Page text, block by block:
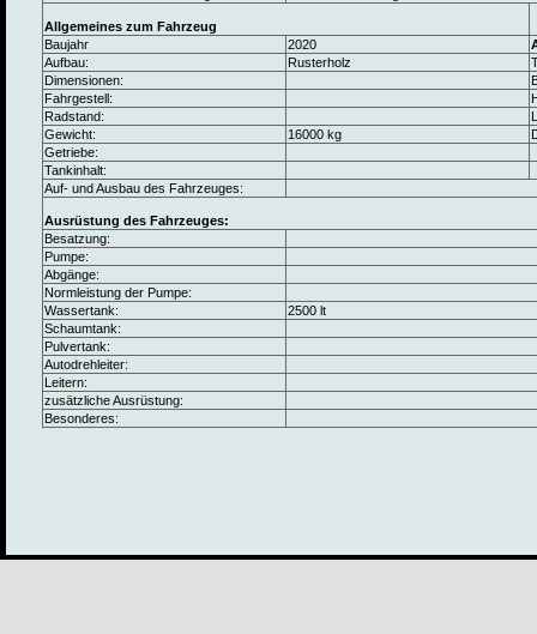
Allgemeines zum Fahrzeug
Baujahr
2020
Aufbau:
Rusterholz
Dimensionen:
Fahrgestell:
Radstand:
Gewicht:
16000 kg
Getriebe:
Tankinhalt:
Auf- und Ausbau des Fahrzeuges:
Ausrüstung des Fahrzeuges:
Besatzung:
Pumpe:
Abgänge:
Normleistung der Pumpe:
Wassertank:
2500 lt
Schaumtank:
Pulvertank:
Autodrehleiter:
Leitern:
zusätzliche Ausrüstung:
Besonderes: